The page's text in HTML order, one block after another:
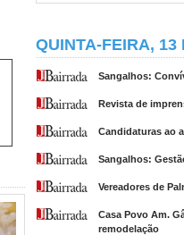
QUINTA-FEIRA, 13
Sangalhos:
Revista de
Candidaturas ao
Sangalhos:
Vereadores de
Casa Povo Am.
remodelação